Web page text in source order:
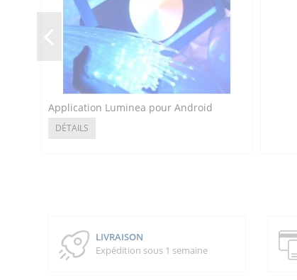
Application Luminea pour Android
DÉTAILS
LIVRAISON
Expédition sous 1 semaine